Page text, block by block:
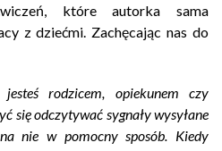
które autorka sama
z dziećmi. Zachęcając nas do
rodzicem, opiekunem czy
się odczytywać sygnały wysyłane
nie w pomocny sposób. Kiedy